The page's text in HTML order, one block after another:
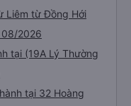
Liêm từ Đồng Hới
2026
tại (19A Lý Thường
tại 32 Hoàng